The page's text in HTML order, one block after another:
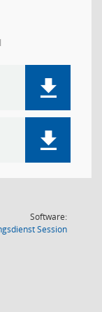
Software:
Session(Wird in